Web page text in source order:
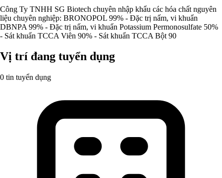
Công Ty TNHH SG Biotech chuyên nhập khẩu các hóa chất nguyên
liệu chuyên nghiệp: BRONOPOL 99% - Đặc trị nấm, vi khuẩn
DBNPA 99% - Đặc trị nấm, vi khuẩn Potassium Permonosulfate 50%
- Sát khuẩn TCCA Viên 90% - Sát khuẩn TCCA Bột 90
Vị trí đang tuyển dụng
0 tin tuyển dụng